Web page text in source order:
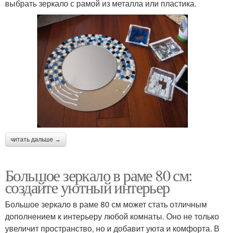
выбрать зеркало с рамой из металла или пластика.
читать дальше →
Большое зеркало в раме 80 см:
создайте уютный интерьер
Большое зеркало в раме 80 см может стать отличным
дополнением к интерьеру любой комнаты. Оно не только
увеличит пространство, но и добавит уюта и комфорта. В